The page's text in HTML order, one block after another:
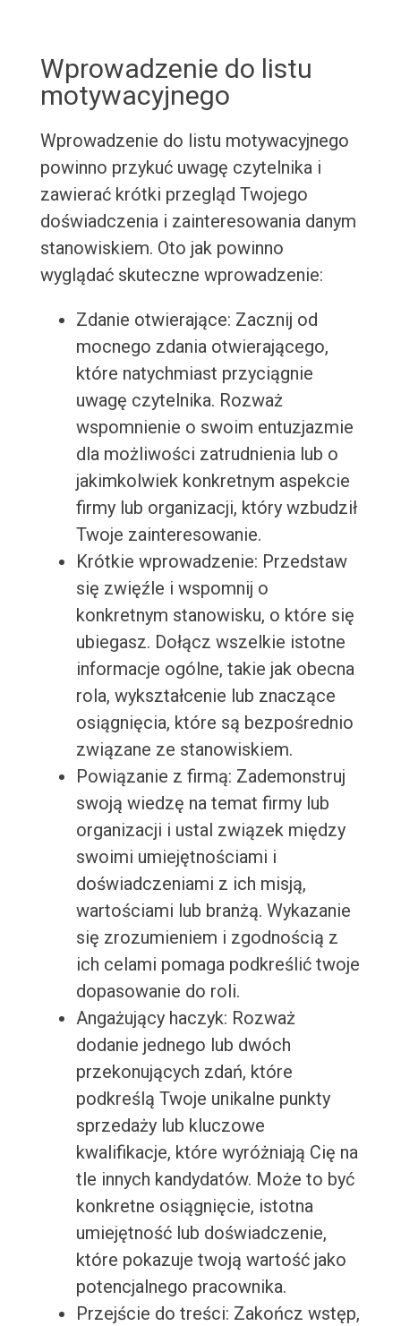
Wprowadzenie do listu
motywacyjnego
Wprowadzenie do listu motywacyjnego
powinno przykuć uwagę czytelnika i
zawierać krótki przegląd Twojego
doświadczenia i zainteresowania danym
stanowiskiem. Oto jak powinno
wyglądać skuteczne wprowadzenie:
Zdanie otwierające: Zacznij od
mocnego zdania otwierającego,
które natychmiast przyciągnie
uwagę czytelnika. Rozważ
wspomnienie o swoim entuzjazmie
dla możliwości zatrudnienia lub o
jakimkolwiek konkretnym aspekcie
firmy lub organizacji, który wzbudził
Twoje zainteresowanie.
Krótkie wprowadzenie: Przedstaw
się zwięźle i wspomnij o
konkretnym stanowisku, o które się
ubiegasz. Dołącz wszelkie istotne
informacje ogólne, takie jak obecna
rola, wykształcenie lub znaczące
osiągnięcia, które są bezpośrednio
związane ze stanowiskiem.
Powiązanie z firmą: Zademonstruj
swoją wiedzę na temat firmy lub
organizacji i ustal związek między
swoimi umiejętnościami i
doświadczeniami z ich misją,
wartościami lub branżą. Wykazanie
się zrozumieniem i zgodnością z
ich celami pomaga podkreślić twoje
dopasowanie do roli.
Angażujący haczyk: Rozważ
dodanie jednego lub dwóch
przekonujących zdań, które
podkreślą Twoje unikalne punkty
sprzedaży lub kluczowe
kwalifikacje, które wyróżniają Cię na
tle innych kandydatów. Może to być
konkretne osiągnięcie, istotna
umiejętność lub doświadczenie,
które pokazuje twoją wartość jako
potencjalnego pracownika.
Przejście do treści: Zakończ wstęp,